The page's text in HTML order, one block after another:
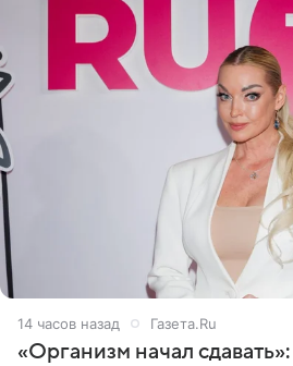
14 часов назад Газета.Ru
«Организм начал